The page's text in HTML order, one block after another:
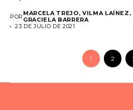
POR MARCELA TREJO, VILMA
GRACIELA BARRERA
23 DE JULIO DE 2021
1 2